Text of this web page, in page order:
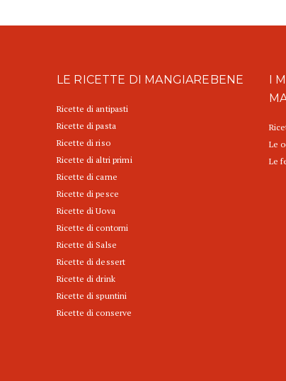
LE RICETTE DI MANGIAREBENE
Ricette di antipasti
Ricette di pasta
Ricette di riso
Ricette di altri primi
Ricette di carne
Ricette di pesce
Ricette di Uova
Ricette di contorni
Ricette di Salse
Ricette di dessert
Ricette di drink
Ricette di spuntini
Ricette di conserve
I
Le
Le